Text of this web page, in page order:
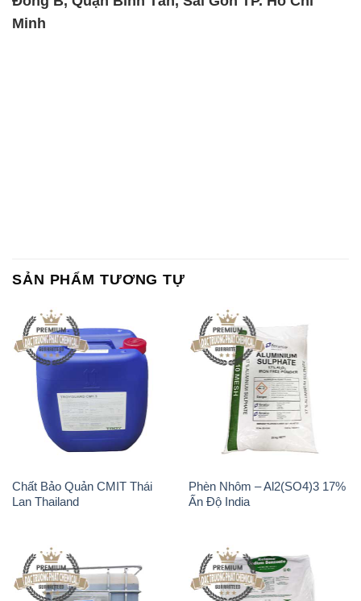
Minh
SẢN PHẨM TƯƠNG TỰ
Chất Bảo Quản CMIT Thái
Lan Thailand
Phèn Nhôm – Al2(SO4)3 17%
Ấn Độ India